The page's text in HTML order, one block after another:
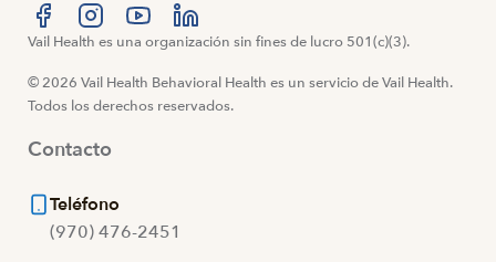
Visítanos en Facebook
Visítanos en Instagram
Visítanos en YouTube
Visítanos en LinkedIn
Vail Health es una organización sin fines de lucro 501(c)(3).
© 2026 Vail Health Behavioral Health es un servicio de Vail Health.
Todos los derechos reservados.
Contacto
Teléfono
(970) 476-2451